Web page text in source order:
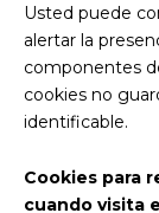
Usted puede
alertar la
componentes
cookies no
identificable.
Cookies para
cuando visita